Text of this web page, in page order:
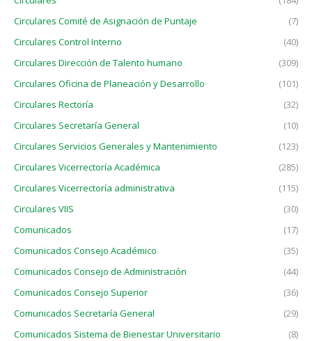
Circulares Comité de Asignación de Puntaje
(7)
Circulares Control Interno
(40)
Circulares Dirección de Talento humano
(309)
Circulares Oficina de Planeación y Desarrollo
(101)
Circulares Rectoría
(32)
Circulares Secretaría General
(10)
Circulares Servicios Generales y Mantenimiento
(123)
Circulares Vicerrectoría Académica
(285)
Circulares Vicerrectoría administrativa
(115)
Circulares VIIS
(30)
Comunicados
(17)
Comunicados Consejo Académico
(35)
Comunicados Consejo de Administración
(44)
Comunicados Consejo Superior
(36)
Comunicados Secretaría General
(29)
Comunicados Sistema de Bienestar Universitario
(8)